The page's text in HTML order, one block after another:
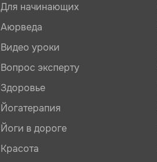
Для начинающих
Аюрведа
Видео уроки
Вопрос эксперту
Здоровье
Йогатерапия
Йоги в дороге
Красота